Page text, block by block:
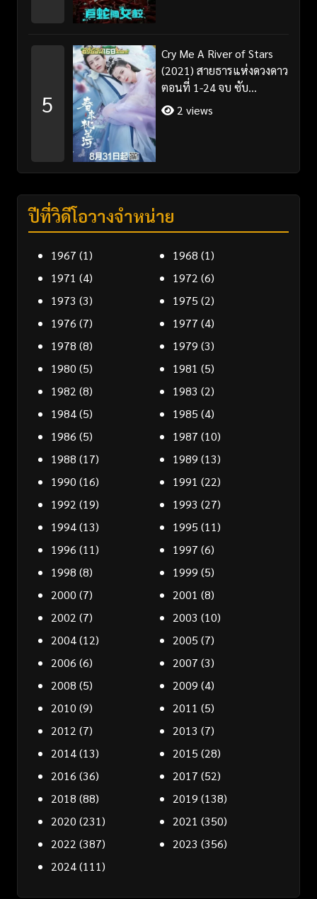
5
Cry Me A River of Stars
(2021) สายธารแห่งดวงดาว
ตอนที่ 1-24 จบ ซับ
ไทย+พากย์ไทย
2 views
ปีที่วิดีโอวางจำหน่าย
1967 (1) 1968 (1)
1971 (4) 1972 (6)
1973 (3) 1975 (2)
1976 (7) 1977 (4)
1978 (8) 1979 (3)
1980 (5) 1981 (5)
1982 (8) 1983 (2)
1984(5) 1985 (4)
1986 (5) 1987 (10)
1988 (17) 1989 (13)
1990 (16) 1991 (22)
1992 (19) 1993 (27)
1994(13) 1995 (11)
1996 (11) 1997 (6)
1998 (8) 1999 (5)
2000 (7) 2001 (8)
2002 (7) 2003 (10)
2004(12) 2005 (7)
2006 (6) 2007 (3)
2008 (5) 2009 (4)
2010 (9) 2011 (5)
2012 (7) 2013 (7)
2014(13) 2015 (28)
2016 (36) 2017 (52)
2018 (88) 2019 (138)
2020 (231) 2021 (350)
2022 (387) 2023 (356)
2024(111)